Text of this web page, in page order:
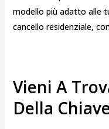
modello più adatto alle
cancello residenziale,
Vieni A
Della